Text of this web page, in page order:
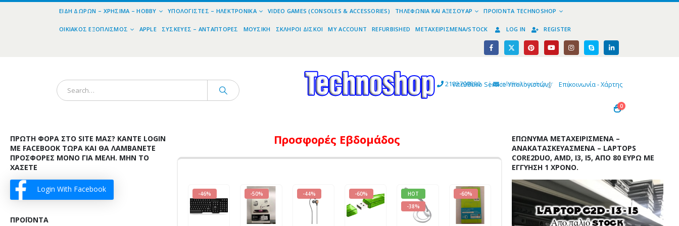
ΕΊΔΗ ΔΏΡΩΝ – ΧΡΉΣΙΜΑ – HOBBY ΥΠΟΛΟΓΙΣΤΈΣ – ΗΛΕΚΤΡΟΝΙΚΆ VIDEO GAMES (CONSOLES & ACCESSORIES) ΤΗΛΕΦΩΝΊΑ ΚΑΙ ΑΞΕΣΟΥΆΡ ΠΡΟΪΌΝΤΑ TECHNOSHOP
ΟΙΚΙΑΚΌΣ ΕΞΟΠΛΙΣΜΌΣ APPLE ΣΥΣΚΕΥΈΣ – ΑΝΤΆΠΤΟΡΕΣ ΜΟΥΣΙΚΉ ΣΚΛΗΡΟΊ ΔΊΣΚΟΙ MY ACCOUNT REFURBISHED ΜΕΤΑΧΕΙΡΙΣΜΈΝΑ/STOCK LOG IN REGISTER
2102799890 | info@technoshop,gr |
Υπεύθυνο Service Υπολογιστών| Επικοινωνία - Χάρτης
0
Προσφορές Εβδομάδος
-46% -50% -44% -60%
HOT
-38%
-60%
ΠΡΏΤΗ ΦΟΡΆ ΣΤΟ SITE ΜΑΣ? ΚΆΝΤΕ LOGIN
ΜΕ FACEBOOK ΤΏΡΑ ΚΑΙ ΘΑ ΛΑΜΒΆΝΕΤΕ
ΠΡΟΣΦΟΡΈΣ ΜΌΝΟ ΓΙΑ ΜΈΛΗ. ΜΗΝ ΤΟ
ΧΆΣΕΤΕ
Login With Facebook
ΠΡΟΪΌΝΤΑ
ΕΠΏΝΥΜΑ ΜΕΤΑΧΕΙΡΙΣΜΈΝΑ –
ΑΝΑΚΑΤΑΣΚΕΥΑΣΜΈΝΑ – LAPTOPS
CORE2DUO, AMD, I3, I5, ΑΠΌ 80 ΕΥΡΏ ΜΕ
ΕΓΓΎΗΣΗ 1 ΧΡΌΝΟ.